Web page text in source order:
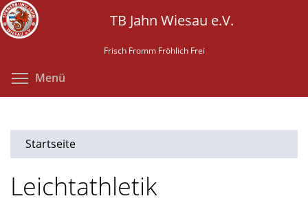
Direkt
zum
Inhalt
TB Jahn Wiesau e.V.
Frisch Fromm Fröhlich Frei
Menü
Startseite
Leichtathletik